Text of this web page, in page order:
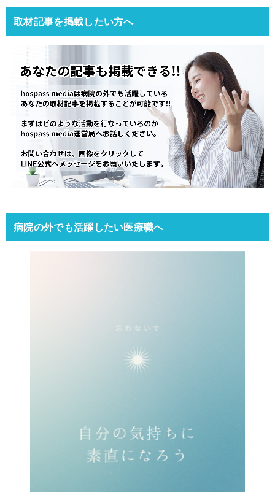
取材記事を掲載したい方へ
病院の外でも活躍したい医療職へ